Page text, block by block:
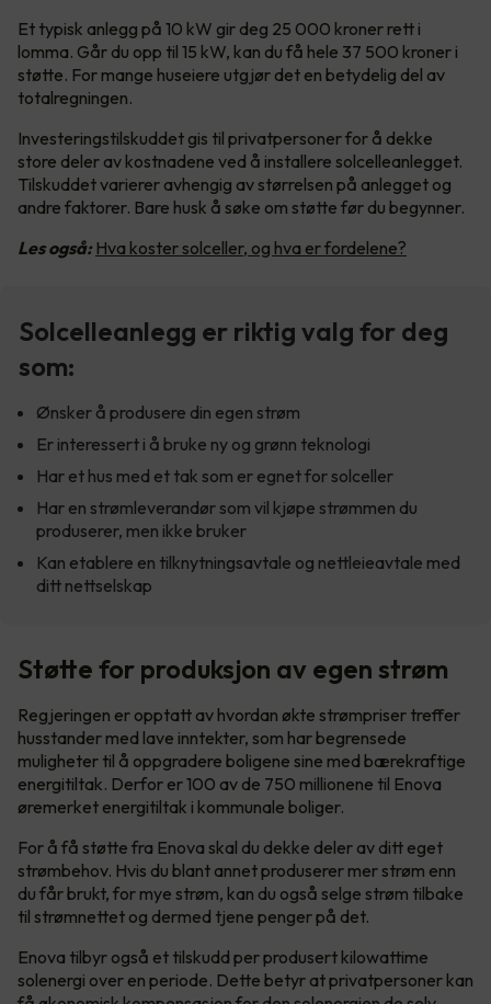
Et typisk anlegg på 10 kW gir deg 25 000 kroner rett i
lomma. Går du opp til 15 kW, kan du få hele 37 500 kroner i
støtte. For mange huseiere utgjør det en betydelig del av
totalregningen.
Investeringstilskuddet gis til privatpersoner for å dekke
store deler av kostnadene ved å installere solcelleanlegget.
Tilskuddet varierer avhengig av størrelsen på anlegget og
andre faktorer. Bare husk å søke om støtte før du begynner.
Les også: Hva koster solceller, og hva er fordelene?
Solcelleanlegg er riktig valg for deg
som:
Ønsker å produsere din egen strøm
Er interessert i å bruke ny og grønn teknologi
Har et hus med et tak som er egnet for solceller
Har en strømleverandør som vil kjøpe strømmen du
produserer, men ikke bruker
Kan etablere en tilknytningsavtale og nettleieavtale med
ditt nettselskap
Støtte for produksjon av egen strøm
Regjeringen er opptatt av hvordan økte strømpriser treffer
husstander med lave inntekter, som har begrensede
muligheter til å oppgradere boligene sine med bærekraftige
energitiltak. Derfor er 100 av de 750 millionene til Enova
øremerket energitiltak i kommunale boliger.
For å få støtte fra Enova skal du dekke deler av ditt eget
strømbehov. Hvis du blant annet produserer mer strøm enn
du får brukt, for mye strøm, kan du også selge strøm tilbake
til strømnettet og dermed tjene penger på det.
Enova tilbyr også et tilskudd per produsert kilowattime
solenergi over en periode. Dette betyr at privatpersoner kan